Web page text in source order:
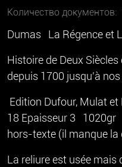
Количество документoв:
Dumas La Régence et
Histoire de Deux Siècles
depuis 1700 jusqu'à nos
Edition Dufour, Mulat
18 Epaisseur 3 1020gr
hors-texte (il manque la
La reliure est usée mais